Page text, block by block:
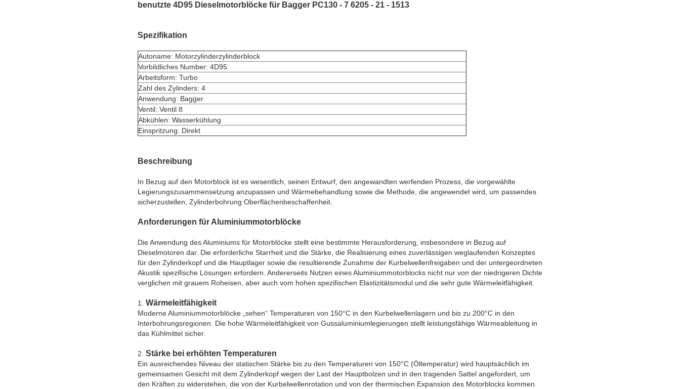
benutzte 4D95 Dieselmotorblöcke für Bagger PC130 - 7 6205 - 21 - 1513
Spezifikation
Autoname: Motorzylinderzylinderblock
Vorbildliches Number: 4D95
Arbeitsform: Turbo
Zahl des Zylinders: 4
Anwendung: Bagger
Ventil: Ventil 8
Abkühlen: Wasserkühlung
Einspritzung: Direkt
Beschreibung
In Bezug auf den Motorblock ist es wesentlich, seinen Entwurf, den angewandten werfenden Prozess, die vorgewählte
Legierungszusammensetzung anzupassen und Wärmebehandlung sowie die Methode, die angewendet wird, um passendes
sicherzustellen, Zylinderbohrung Oberflächenbeschaffenheit.
Anforderungen für Aluminiummotorblöcke
Die Anwendung des Aluminiums für Motorblöcke stellt eine bestimmte Herausforderung, insbesondere in Bezug auf
Dieselmotoren dar. Die erforderliche Starrheit und die Stärke, die Realisierung eines zuverlässigen weglaufenden Konzeptes
für den Zylinderkopf und die Hauptlager sowie die resultierende Zunahme der Kurbelwellenfreigaben und der untergeordneten
Akustik spezifische Lösungen erfordern. Andererseits Nutzen eines Aluminiummotorblocks nicht nur von der niedrigeren Dichte
verglichen mit grauem Roheisen, aber auch vom hohen spezifischen Elastizitätsmodul und die sehr gute Wärmeleitfähigkeit.
1. Wärmeleitfähigkeit
Moderne Aluminiummotorblöcke „sehen“ Temperaturen von 150°C in den Kurbelwellenlagern und bis zu 200°C in den
Interbohrungsregionen. Die hohe Wärmeleitfähigkeit von Gussaluminiumlegierungen stellt leistungsfähige Wärmeableitung in
das Kühlmittel sicher.
2. Stärke bei erhöhten Temperaturen
Ein ausreichendes Niveau der statischen Stärke bis zu den Temperaturen von 150°C (Öltemperatur) wird hauptsächlich im
gemeinsamen Gesicht mit dem Zylinderkopf wegen der Last der Hauptbolzen und in den tragenden Sattel angefordert, um
den Kräften zu widerstehen, die von der Kurbelwellenrotation und von der thermischen Expansion des Motorblocks kommen.